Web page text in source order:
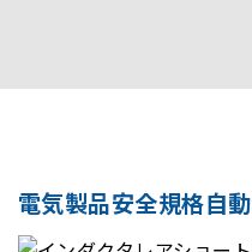
電気製品安全規格自